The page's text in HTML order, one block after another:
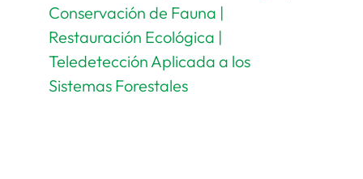
Conservación de Fauna |
Restauración Ecológica |
Teledetección Aplicada a los
Sistemas Forestales